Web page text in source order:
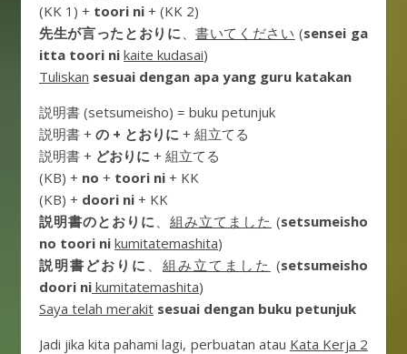
(KK 1) + toori ni + (KK 2)
先生が言ったとおりに、書いてください (sensei ga
itta toori ni kaite kudasai)
Tuliskan sesuai dengan apa yang guru katakan
説明書 (setsumeisho) = buku petunjuk
説明書 + の + とおりに + 組立てる
説明書 + どおりに + 組立てる
(KB) + no + toori ni + KK
(KB) + doori ni + KK
説明書のとおりに、 組み立てました (setsumeisho
no toori ni kumitatemashita)
説明書どおりに 、 組み立てました (setsumeisho
doori ni kumitatemashita)
Saya telah merakit sesuai dengan buku petunjuk
Jadi jika kita pahami lagi, perbuatan atau Kata Kerja 2